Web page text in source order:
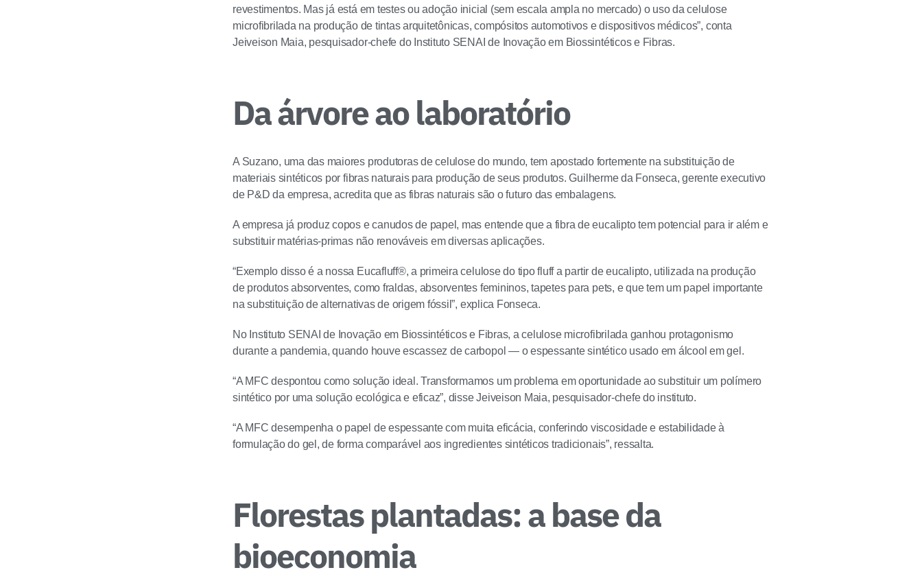
revestimentos. Mas já está em testes ou adoção inicial (sem escala ampla no mercado) o uso da celulose
microfibrilada na produção de tintas arquitetônicas, compósitos automotivos e dispositivos médicos”, conta
Jeiveison Maia, pesquisador-chefe do Instituto SENAI de Inovação em Biossintéticos e Fibras.
Da árvore ao laboratório
A Suzano, uma das maiores produtoras de celulose do mundo, tem apostado fortemente na substituição de
materiais sintéticos por fibras naturais para produção de seus produtos. Guilherme da Fonseca, gerente executivo
de P&D da empresa, acredita que as fibras naturais são o futuro das embalagens.
A empresa já produz copos e canudos de papel, mas entende que a fibra de eucalipto tem potencial para ir além e
substituir matérias-primas não renováveis em diversas aplicações.
“Exemplo disso é a nossa Eucafluff®, a primeira celulose do tipo fluff a partir de eucalipto, utilizada na produção
de produtos absorventes, como fraldas, absorventes femininos, tapetes para pets, e que tem um papel importante
na substituição de alternativas de origem fóssil”, explica Fonseca.
No Instituto SENAI de Inovação em Biossintéticos e Fibras, a celulose microfibrilada ganhou protagonismo
durante a pandemia, quando houve escassez de carbopol — o espessante sintético usado em álcool em gel.
“A MFC despontou como solução ideal. Transformamos um problema em oportunidade ao substituir um polímero
sintético por uma solução ecológica e eficaz”, disse Jeiveison Maia, pesquisador-chefe do instituto.
“A MFC desempenha o papel de espessante com muita eficácia, conferindo viscosidade e estabilidade à
formulação do gel, de forma comparável aos ingredientes sintéticos tradicionais”, ressalta.
Florestas plantadas: a base da
bioeconomia